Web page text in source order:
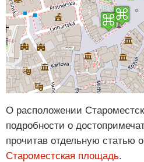
О расположении
подробности о
прочитав отдельную
Староместская площадь.